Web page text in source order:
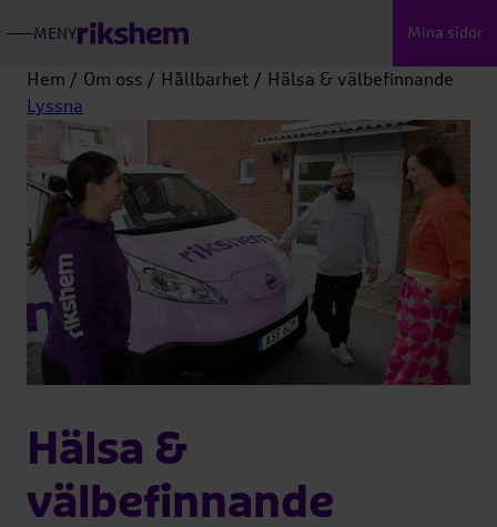
MENY
ÖPPNA
HUVUDMENY
Mina sidor
Hem Om oss Hållbarhet
Hälsa & välbefinnande
Lyssna
Hälsa &
välbefinnande